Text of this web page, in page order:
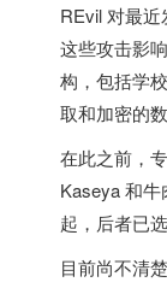
REvil 对最近
这些攻击影
构，包括学
取和加密的数
在此之前，
Kaseya 和
起，后者已
目前尚不清